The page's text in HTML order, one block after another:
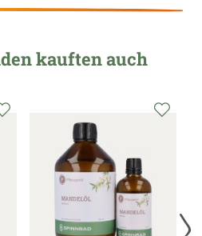
kauften auch